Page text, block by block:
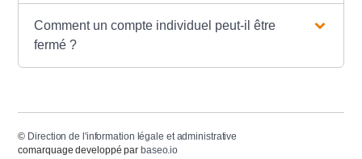
Comment un compte individuel peut-il être
fermé ?
© Direction de l'information légale et administrative
comarquage developpé par baseo.io